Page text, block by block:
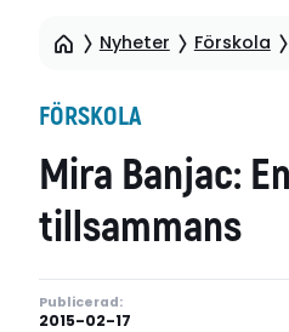
Nyheter Förskola
FÖRSKOLA
Mira Banjac:
tillsammans
Publicerad:
2015-02-17